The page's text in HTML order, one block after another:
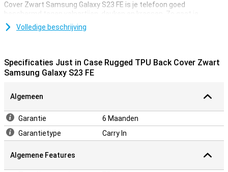
Cover Zwart Samsung Galaxy S23 FE is je telefoon goed
beschermd tegen valpartijen, deuken en krassen. Zo gaat je
telefoon lekker lang mee.
krassen.
Je Samsung Galaxy S23 FE goed beschermen? Deze case heeft
gaat. Hierdoor ligt je toestel nooit plat op het beeldscherm. Een
back cover is een eenvoudige en goedkope accessoire om je
telefoon mee te beschermen.
Volledige beschrijving
Specificaties Just in Case Rugged TPU Back Cover Zwart
Samsung Galaxy S23 FE
Algemeen
Garantie
6 Maanden
Garantietype
Carry In
Algemene Features